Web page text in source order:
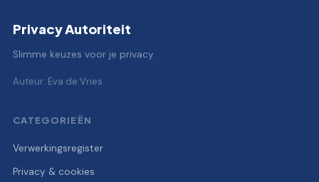
Privacy Autoriteit
Slimme keuzes voor je privacy.
Auteur: Eva de Vries
CATEGORIEËN
Verwerkingsregister
Privacy & cookies